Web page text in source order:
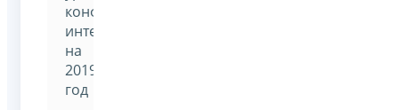
конфликта
интереса
на
2019
год